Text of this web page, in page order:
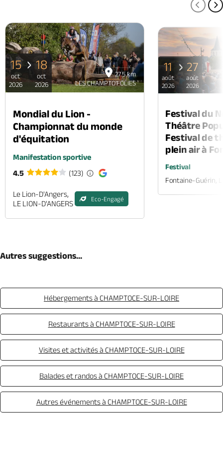
27.5 km
LES CHAMPTO'FOLIES
15
oct
2026
18
oct
2026
Mondial du Lion -
Championnat du monde
d'équitation
Manifestation sportive
4.5
(123)
Le Lion-D'Angers,
LE LION-D'ANGERS
Eco-Engagé
11
août
2026
27
août
2026
Festival du
Théâtre
Festival de
plein air à
Festival
Fontaine-Guérin,
Autres suggestions...
Hébergements à CHAMPTOCE-SUR-LOIRE
Restaurants à CHAMPTOCE-SUR-LOIRE
Visites et activités à CHAMPTOCE-SUR-LOIRE
Balades et randos à CHAMPTOCE-SUR-LOIRE
Autres événements à CHAMPTOCE-SUR-LOIRE